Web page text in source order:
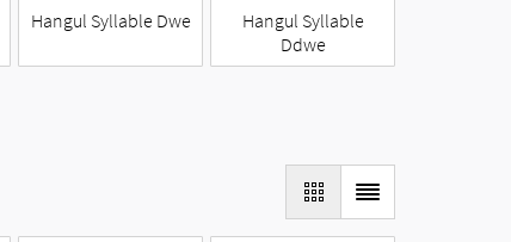
Hangul Syllable Dwe
Hangul Syllable
Ddwe